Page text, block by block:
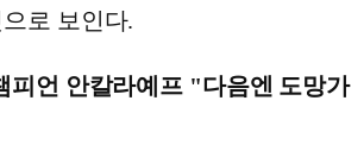
로 보인다.
언 안칼라예프 "다음엔 도망가